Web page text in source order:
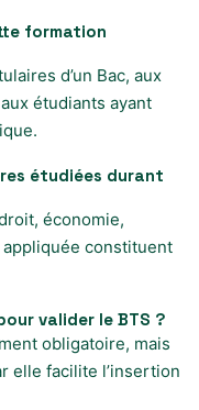
formation
d’un Bac, aux
étudiants ayant
étudiées durant
économie,
constituent
valider le BTS ?
obligatoire, mais
elle facilite l’insertion